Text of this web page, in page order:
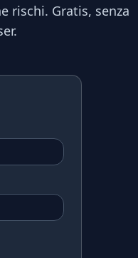
rischi. Gratis, senza